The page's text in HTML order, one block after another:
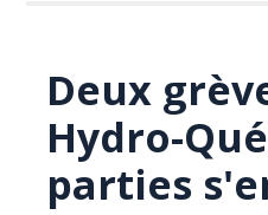
Deux
Hydro-
parties